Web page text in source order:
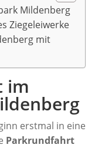
Mildenberg
Ziegeleiwerke
mit
im
erstmal in eine
Parkrundfahrt